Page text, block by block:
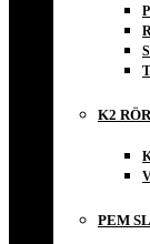
K2
PEM